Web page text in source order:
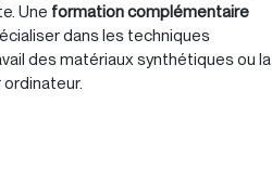
Une formation complémentaire
dans les techniques
des matériaux synthétiques ou la